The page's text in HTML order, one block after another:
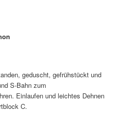
geduscht, gefrühstückt und
S-Bahn zum
Einlaufen und leichtes Dehnen
C.